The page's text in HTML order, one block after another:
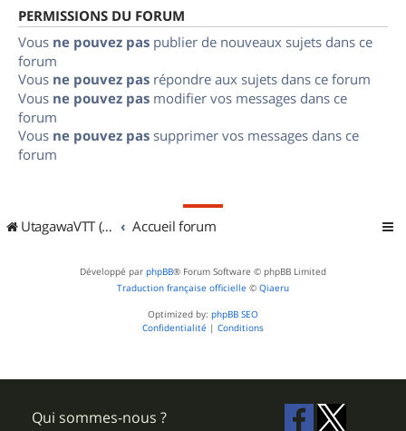
PERMISSIONS DU FORUM
Vous ne pouvez pas publier de nouveaux sujets dans ce
forum
Vous ne pouvez pas répondre aux sujets dans ce forum
Vous ne pouvez pas modifier vos messages dans ce
forum
Vous ne pouvez pas supprimer vos messages dans ce
forum
UtagawaVTT (Randos VTT et VTTAE avec traces GPS) Accueil forum
Développé par phpBB® Forum Software © phpBB Limited
Traduction française officielle © Qiaeru
Optimized by: phpBB SEO
Confidentialité | Conditions
Qui sommes-nous ?